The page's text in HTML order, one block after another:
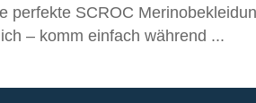
perfekte SCROC
– komm einfach während ...